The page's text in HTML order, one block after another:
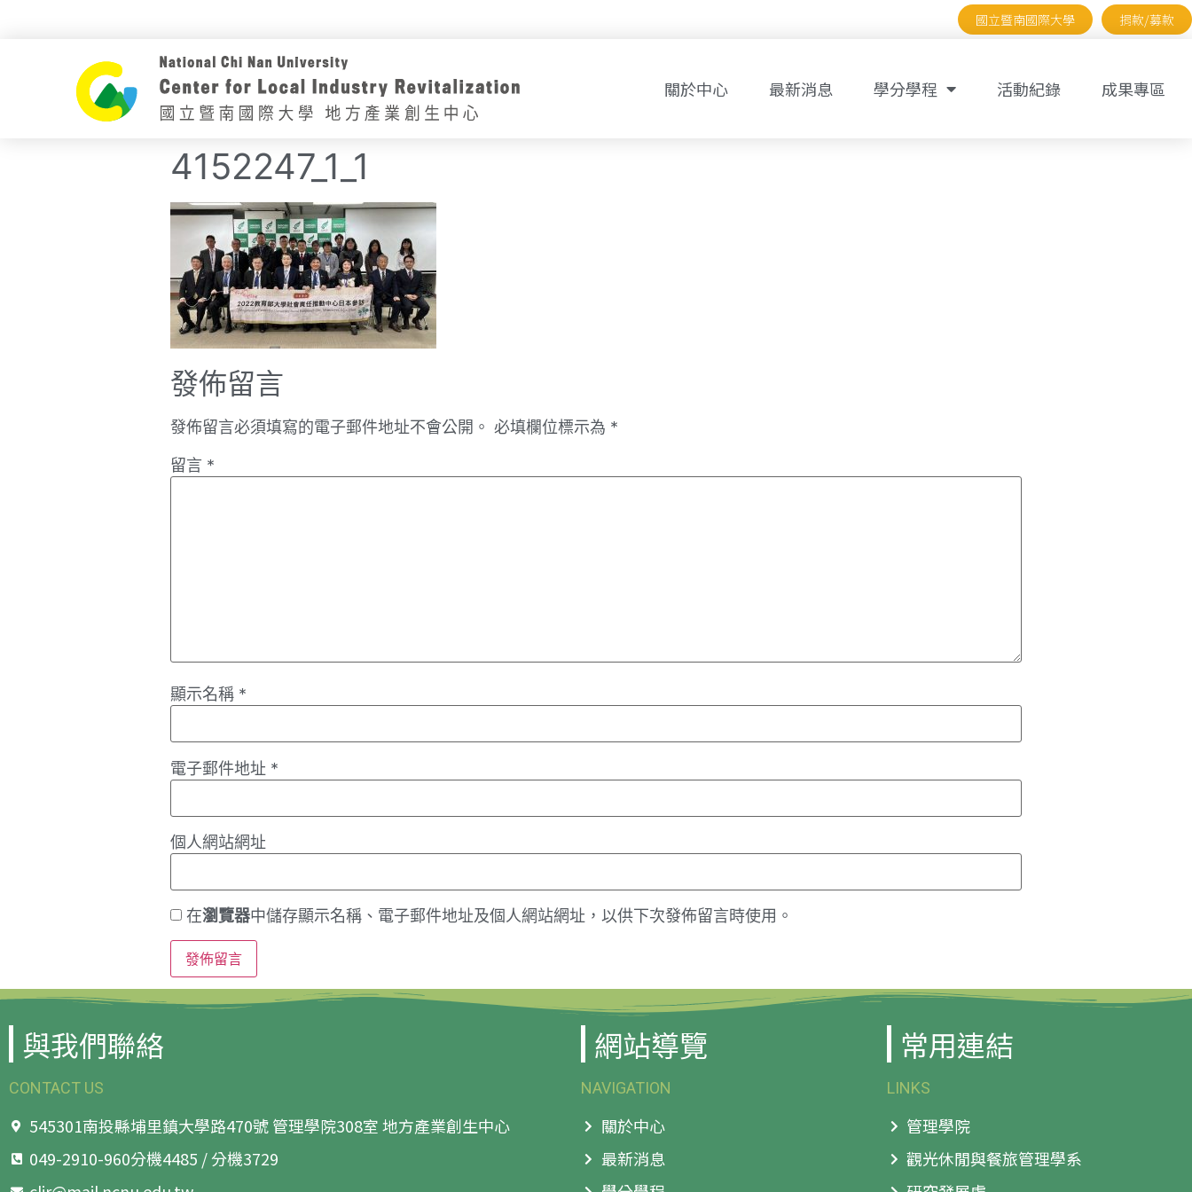
國立暨南國際大學 捐款/募款
關於中心 最新消息 學分學程 活動紀錄 成果專區
4152247_1_1
發佈留言
發佈留言必須填寫的電子郵件地址不會公開。 必填欄位標示為 *
留言 *
顯示名稱 *
電子郵件地址 *
個人網站網址
在瀏覽器中儲存顯示名稱、電子郵件地址及個人網站網址，以供下次發佈留言時使用。
與我們聯絡
CONTACT US
545301南投縣埔里鎮大學路470號 管理學院308室 地方產業創生中心
049-2910-960分機4485 / 分機3729
網站導覽
NAVIGATION
關於中心
最新消息
常用連結
LINKS
管理學院
觀光休閒與餐旅管理學系